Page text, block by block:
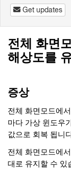
Get updates
전체 화면
해상도를
증상
전체 화면모드에
마다 가상 윈도우
값으로 회복 됩니
전체 화면모드에
대로 유지할 수 있